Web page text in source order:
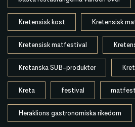
Kretensisk kost Kretensisk
Kretensisk matfestival
Kretanska SUB-produkter
Kreta festival
Heraklions gastronomiska rikedom